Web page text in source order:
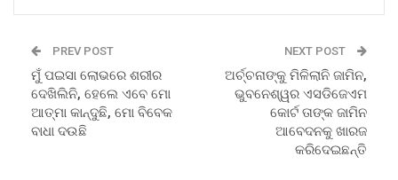
PREV POST
ମୁଁ ପଇସା ଲୋଭରେ ଶରୀର
ଦେଖିଲିନି, ହେଲେ ଏବେ ମୋ
ଆତ୍ମା କାନ୍ଦୁଛି, ମୋ ବିବେକ
ବାଧା ଦଉଛି
NEXT POST
ଅର୍ଚ୍ଚନାଙ୍କୁ ମିଳିଲାନି ଜାମିନ,
ଭୁବନେଶ୍ୱର ଏସଡିଜେଏମ
କୋର୍ଟ ତାଙ୍କ ଜାମିନ
ଆବେଦନକୁ ଖାରଜ
କରିଦେଇଛନ୍ତି